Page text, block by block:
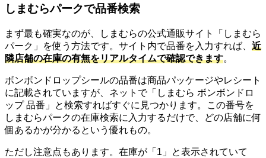
しまむらパークで品番検索
まず最も確実なのが、しまむらの公式通販サイト「しまむら
パーク」を使う方法です。サイト内で品番を入力すれば、 近
隣店舗の在庫の有無をリアルタイムで確認できます。
ボンボンドロップシールの品番は商品パッケージやレシート
に記載されていますが、ネットで「しまむら ボンボンドロ
ップ 品番」と検索すればすぐに見つかります。この番号を
しまむらパークの在庫検索に入力するだけで、どの店舗に何
個あるかが分かるという優れもの。
ただし注意点もあります。在庫が「1」と表示されていて